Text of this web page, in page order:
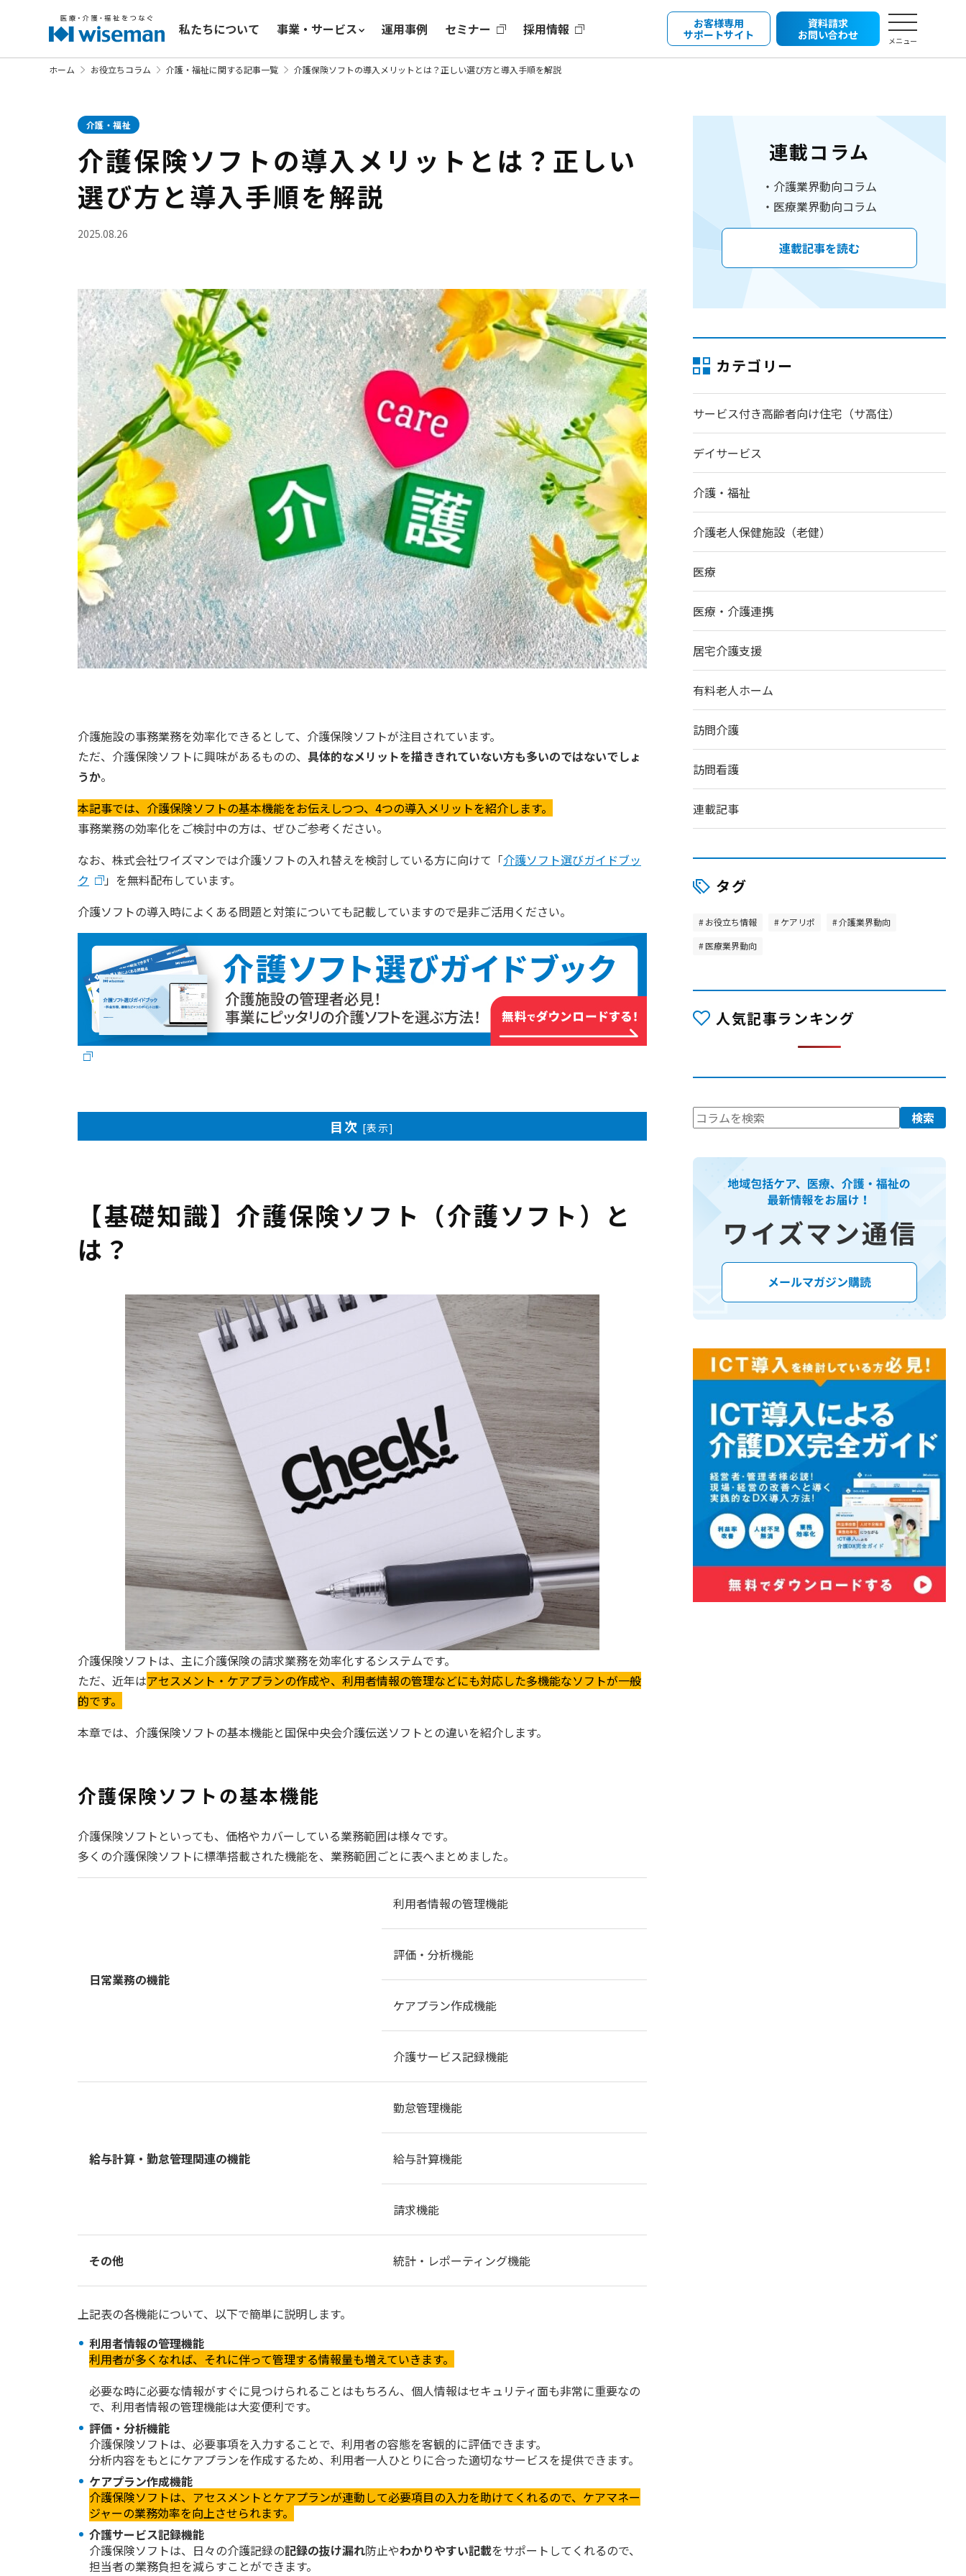
私たちについて 事業・サービス 運用事例 セミナー 採用情報
お客様専用
サポートサイト
資料請求
お問い合わせ
メニュー
ホーム お役立ちコラム 介護・福祉に関する記事一覧 介護保険ソフトの導入メリットとは？正しい選び方と導入手順を解説
介護・福祉
介護保険ソフトの導入メリットとは？正しい
選び方と導入手順を解説
2025.08.26
介護施設の事務業務を効率化できるとして、介護保険ソフトが注目されています。
ただ、介護保険ソフトに興味があるものの、 具体的なメリットを描ききれていない方も多いのではないでしょ
うか。
本記事では、介護保険ソフトの基本機能をお伝えしつつ、4つの導入メリットを紹介します。
事務業務の効率化をご検討中の方は、ぜひご参考ください。
なお、株式会社ワイズマンでは介護ソフトの入れ替えを検討している方に向けて「介護ソフト選びガイドブッ
ク
」を無料配布しています。
介護ソフトの導入時によくある問題と対策についても記載していますので是非ご活用ください。
目次 [表示]
【基礎知識】介護保険ソフト（介護ソフト）と
は？
介護保険ソフトは、主に介護保険の請求業務を効率化するシステムです。
ただ、近年はアセスメント・ケアプランの作成や、利用者情報の管理などにも対応した多機能なソフトが一般
的です。
本章では、介護保険ソフトの基本機能と国保中央会介護伝送ソフトとの違いを紹介します。
介護保険ソフトの基本機能
介護保険ソフトといっても、価格やカバーしている業務範囲は様々です。
多くの介護保険ソフトに標準搭載された機能を、業務範囲ごとに表へまとめました。
日常業務の機能
利用者情報の管理機能
評価・分析機能
ケアプラン作成機能
介護サービス記録機能
給与計算・勤怠管理関連の機能
勤怠管理機能
給与計算機能
請求機能
その他 統計・レポーティング機能
上記表の各機能について、以下で簡単に説明します。
利用者情報の管理機能
利用者が多くなれば、それに伴って管理する情報量も増えていきます。
必要な時に必要な情報がすぐに見つけられることはもちろん、個人情報はセキュリティ面も非常に重要なの
で、利用者情報の管理機能は大変便利です。
評価・分析機能
介護保険ソフトは、必要事項を入力することで、利用者の容態を客観的に評価できます。
分析内容をもとにケアプランを作成するため、利用者一人ひとりに合った適切なサービスを提供できます。
ケアプラン作成機能
介護保険ソフトは、アセスメントとケアプランが連動して必要項目の入力を助けてくれるので、ケアマネー
ジャーの業務効率を向上させられます。
介護サービス記録機能
介護保険ソフトは、日々の介護記録の記録の抜け漏れ防止やわかりやすい記載をサポートしてくれるので、
担当者の業務負担を減らすことができます。
連載コラム
介護業界動向コラム
医療業界動向コラム
連載記事を読む
カテゴリー
サービス付き高齢者向け住宅（サ高住）
デイサービス
介護・福祉
介護老人保健施設（老健）
医療
医療・介護連携
居宅介護支援
有料老人ホーム
訪問介護
訪問看護
連載記事
タグ
お役立ち情報 ケアリポ
介護業界動向
医療業界動向
人気記事ランキング
検
検索